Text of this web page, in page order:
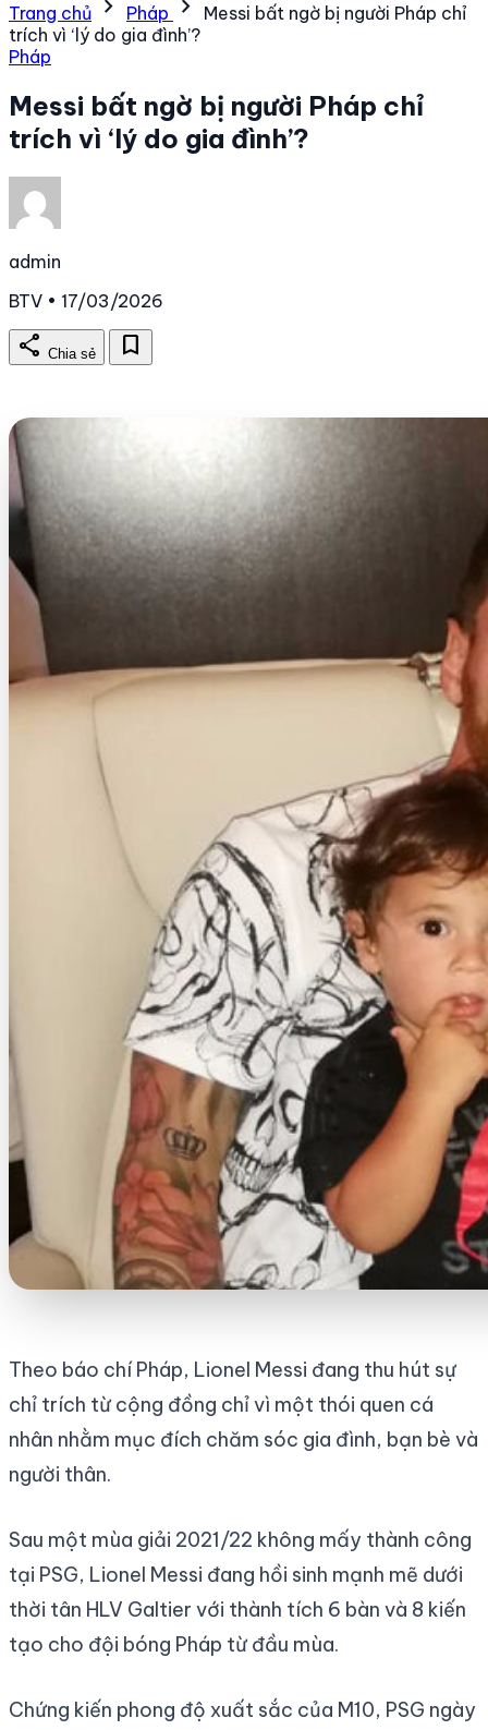
Trang chủ chevron_right Pháp chevron_right
Messi bất ngờ bị người Pháp chỉ
trích vì ‘lý do gia đình’?
Pháp
Messi bất ngờ bị người Pháp chỉ
trích vì ‘lý do gia đình’?
admin
BTV • 17/03/2026
share Chia sẻ bookmark
Theo báo chí Pháp, Lionel Messi đang thu hút sự
chỉ trích từ cộng đồng chỉ vì một thói quen cá
nhân nhằm mục đích chăm sóc gia đình, bạn bè và
người thân.
Sau một mùa giải 2021/22 không mấy thành công
tại PSG, Lionel Messi đang hồi sinh mạnh mẽ dưới
thời tân HLV Galtier với thành tích 6 bàn và 8 kiến
tạo cho đội bóng Pháp từ đầu mùa.
Chứng kiến phong độ xuất sắc của M10, PSG ngày